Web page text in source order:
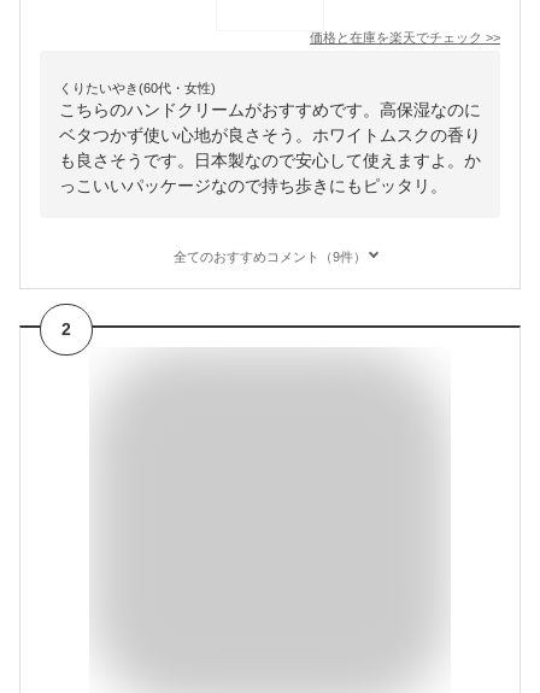
価格と在庫を楽天でチェック >>
くりたいやき(60代・女性)
こちらのハンドクリームがおすすめです。高保湿なのに
ベタつかず使い心地が良さそう。ホワイトムスクの香り
も良さそうです。日本製なので安心して使えますよ。か
っこいいパッケージなので持ち歩きにもピッタリ。
全てのおすすめコメント（9件）
2